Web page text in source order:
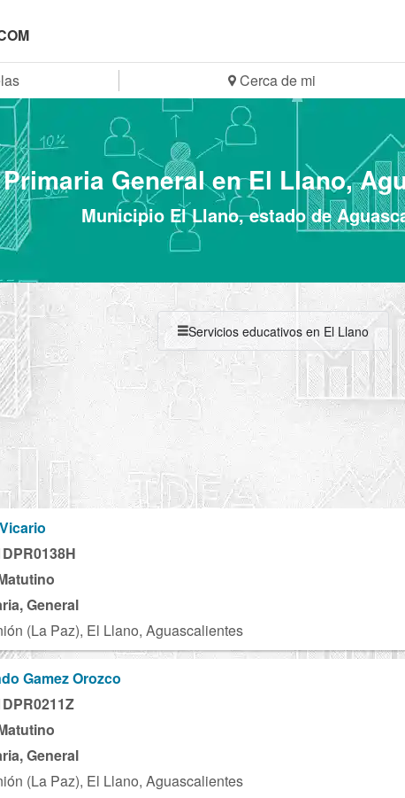
Cerca de mi
Primaria General en El Llano,
Municipio El Llano, estado de
Servicios educativos en El Llano
General
(La Paz), El Llano, Aguascalientes
Gamez Orozco
General
(La Paz), El Llano, Aguascalientes